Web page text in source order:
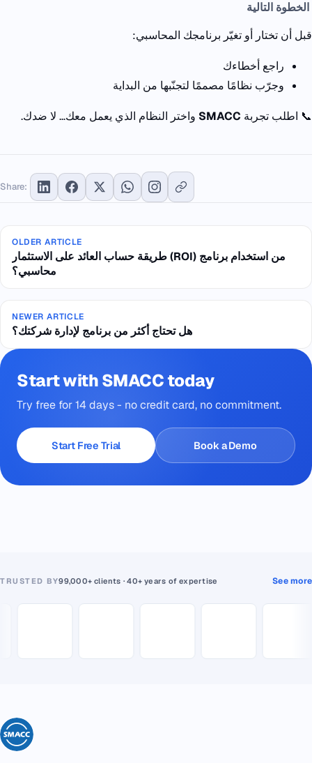
الخطوة التالية
قبل أن تختار أو تغيّر برنامجك المحاسبي:
راجع أخطاءك
وجرّب نظامًا مصممًا لتجنّبها من البداية
📞 اطلب تجربة SMACC واختر النظام الذي يعمل معك… لا ضدك.
Share:
OLDER ARTICLE
طريقة حساب العائد على الاستثمار (ROI) من استخدام برنامج
محاسبي؟
NEWER ARTICLE
هل تحتاج أكثر من برنامج لإدارة شركتك؟
Start with SMACC today
Try free for 14 days - no credit card, no commitment.
Start Free Trial Book a Demo
TRUSTED BY99,000+ clients · 40+ years of expertise See more